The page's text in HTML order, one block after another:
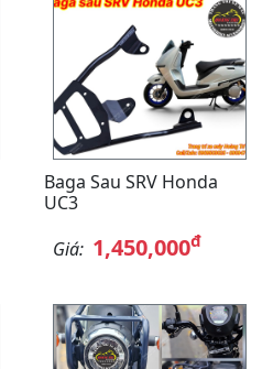
Baga Sau SRV Honda
UC3
Giá: 1,450,000đ